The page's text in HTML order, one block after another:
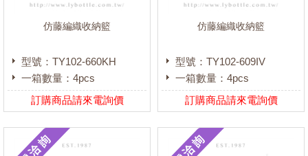
仿藤編織收納籃
型號：TY102-660KH
一箱數量：4pcs
訂購商品請來電詢價
仿藤編織收納籃
型號：TY102-609IV
一箱數量：4pcs
訂購商品請來電詢價